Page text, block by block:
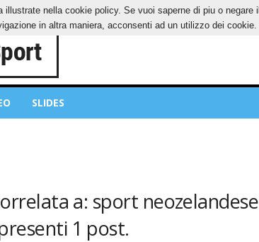
SLIDES
a: sport
1 post.
nella cookie policy. Se vuoi saperne di piu o
in altra maniera, acconsenti ad un utilizzo dei cookie.